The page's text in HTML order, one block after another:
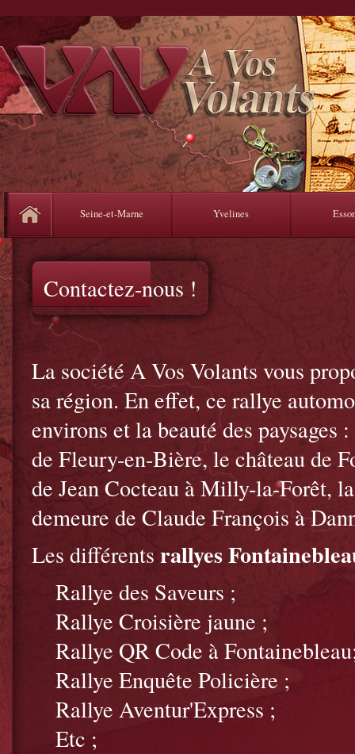
Contactez-nous !
La société A Vos Volants vous
sa région. En effet, ce rallye
environs et la beauté des
de Fleury-en-Bière, le château de
de Jean Cocteau à Milly-la-Forêt,
demeure de Claude François à
Les différents rallyes
Rallye des Saveurs ;
Rallye Croisière jaune ;
Rallye QR Code à
Rallye Enquête Policière ;
Rallye Aventur'Express ;
Etc ;
Seine-et-Marne Yvelines